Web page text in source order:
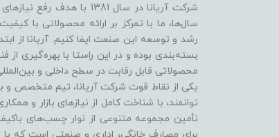
شرکت آریانا در سال
سال‌ها، ما با تمرکز بر ارائه محصولاتی با
رشد و توسعه این صنعت ایفا کنیم. آریانا از
بسته‌بندی بوده و در این راستا با بهره‌گیری
محصولاتی قابل رقابت در سطح داخلی و
یکی از نقاط قوت شرکت آریانا، تیم متخصص و
توانمند، با شناخت کامل از نیازهای بازار و
تأمین مجموعه متنوعی از نوار چسب‌های
برای مصارف خانگی، اداری و صنعتی است که با